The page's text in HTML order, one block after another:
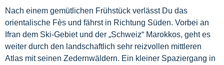
Nach einem gemütlichen Frühstück verlässt Du das
orientalische Fès und fährst in Richtung Süden. Vorbei an
Ifran dem Ski-Gebiet und der „Schweiz“ Marokkos, geht es
weiter durch den landschaftlich sehr reizvollen mittleren
Atlas mit seinen Zedernwäldern. Ein kleiner Spaziergang in